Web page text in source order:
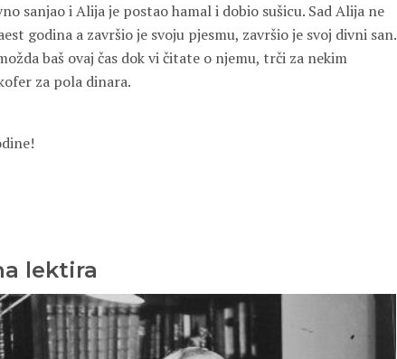
sanjao i Alija je postao hamal i dobio sušicu. Sad Alija ne
godina a završio je svoju pjesmu, završio je svoj divni san.
baš ovaj čas dok vi čitate o njemu, trči za nekim
za pola dinara.
lektira